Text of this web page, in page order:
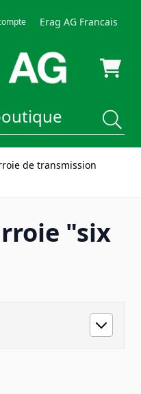
Erag AG Francais
de transmission
"six